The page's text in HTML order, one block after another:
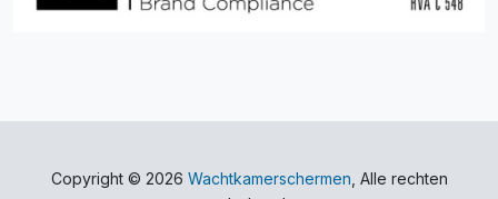
Copyright © 2026 Wachtkamerschermen, Alle rechten